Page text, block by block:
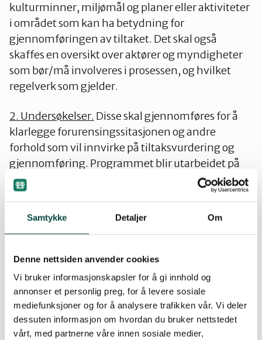
Samtykke Detaljer Om
Denne nettsiden anvender cookies
Vi bruker informasjonskapsler for å gi innhold og
annonser et personlig preg, for å levere sosiale
mediefunksjoner og for å analysere trafikken vår. Vi deler
dessuten informasjon om hvordan du bruker nettstedet
vårt, med partnerne våre innen sosiale medier,
kulturminner, miljømål og planer eller aktiviteter
i området som kan ha betydning for
gjennomføringen av tiltaket. Det skal også
skaffes en oversikt over aktører og myndigheter
som bør/må involveres i prosessen, og hvilket
regelverk som gjelder.
2. Undersøkelser. Disse skal gjennomføres for å
klarlegge forurensingssitasjonen og andre
forhold som vil innvirke på tiltaksvurdering og
gjennomføring. Programmet blir utarbeidet på
bakgrunn av behovet som er kommet fram i
punkt 1.
Kommentar:
Bærum kommune har registrert Bjørnsvika som
”Biologisk viktig område i sjø” i sitt miljøatlas. Ifølge
Ingun Juul-Hansen i Natur- og idrettsforvaltningen
har NIVA foretatt en marinbiologisk kartlegging i
dette området. Natur- og idrettsforvaltningen og
Naturvernforbundet i Bærum fikk tilfeldigvis